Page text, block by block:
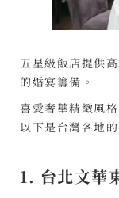
五星級飯店提供
的婚宴籌備。
喜愛奢華精緻風
以下是台灣各地
1. 台北文華